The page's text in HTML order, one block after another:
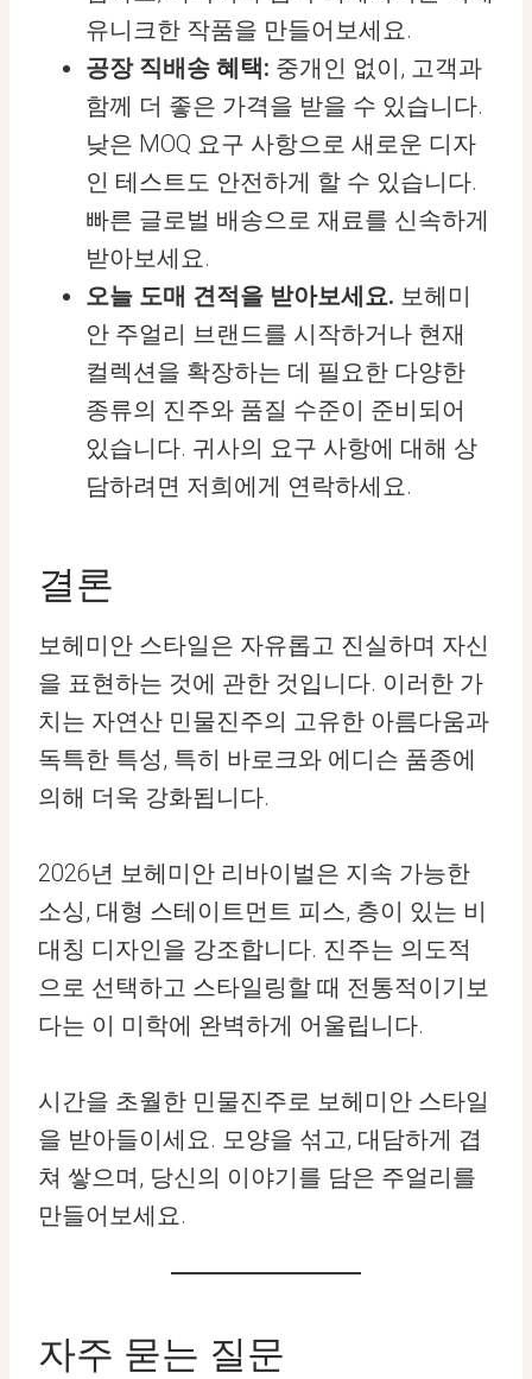
유니크한 작품을 만들어보세요.
공장 직배송 혜택: 중개인 없이, 고객과
함께 더 좋은 가격을 받을 수 있습니다.
낮은 MOQ 요구 사항으로 새로운 디자
인 테스트도 안전하게 할 수 있습니다.
빠른 글로벌 배송으로 재료를 신속하게
받아보세요.
오늘 도매 견적을 받아보세요. 보헤미
안 주얼리 브랜드를 시작하거나 현재
컬렉션을 확장하는 데 필요한 다양한
종류의 진주와 품질 수준이 준비되어
있습니다. 귀사의 요구 사항에 대해 상
담하려면 저희에게 연락하세요.
결론
보헤미안 스타일은 자유롭고 진실하며 자신
을 표현하는 것에 관한 것입니다. 이러한 가
치는 자연산 민물진주의 고유한 아름다움과
독특한 특성, 특히 바로크와 에디슨 품종에
의해 더욱 강화됩니다.
2026년 보헤미안 리바이벌은 지속 가능한
소싱, 대형 스테이트먼트 피스, 층이 있는 비
대칭 디자인을 강조합니다. 진주는 의도적
으로 선택하고 스타일링할 때 전통적이기보
다는 이 미학에 완벽하게 어울립니다.
시간을 초월한 민물진주로 보헤미안 스타일
을 받아들이세요. 모양을 섞고, 대담하게 겹
쳐 쌓으며, 당신의 이야기를 담은 주얼리를
만들어보세요.
자주 묻는 질문